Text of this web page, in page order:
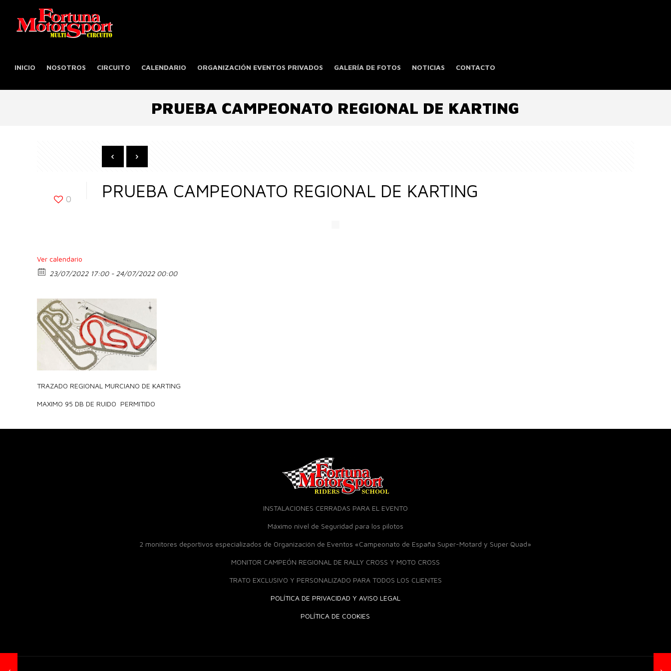
INICIO NOSOTROS CIRCUITO CALENDARIO ORGANIZACIÓN EVENTOS PRIVADOS GALERÍA DE FOTOS NOTICIAS CONTACTO
PRUEBA CAMPEONATO REGIONAL DE KARTING
0 PRUEBA CAMPEONATO REGIONAL DE KARTING
Ver calendario
23/07/2022 17:00 - 24/07/2022 00:00
TRAZADO REGIONAL MURCIANO DE KARTING
MAXIMO 95 DB DE RUIDO PERMITIDO
INSTALACIONES CERRADAS PARA EL EVENTO
Máximo nivel de Seguridad para los pilotos
2 monitores deportivos especializados de Organización de Eventos «Campeonato de España Super-Motard y Super Quad»
MONITOR CAMPEÓN REGIONAL DE RALLY CROSS Y MOTO CROSS
TRATO EXCLUSIVO Y PERSONALIZADO PARA TODOS LOS CLIENTES
POLÍTICA DE PRIVACIDAD Y AVISO LEGAL
POLÍTICA DE COOKIES